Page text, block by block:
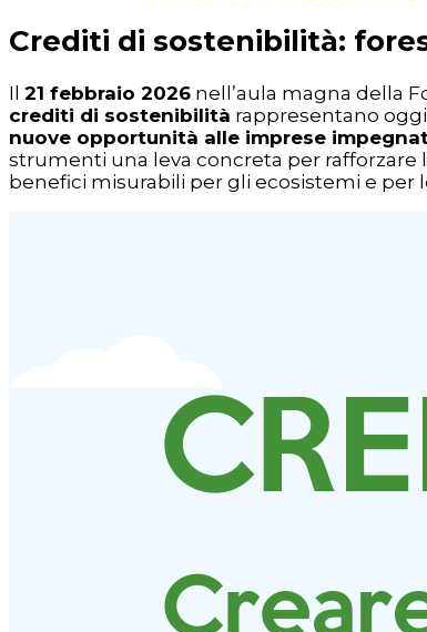
Crediti di sostenibilità:
Il 21 febbraio 2026 nell’aula magna della
crediti di sostenibilità rappresentano
nuove opportunità alle imprese
strumenti una leva concreta per
benefici misurabili per gli ecosistemi e per